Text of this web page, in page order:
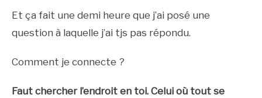
Et ça fait une demi heure que j’ai posé une
question à laquelle j’ai tjs pas répondu.
Comment je connecte ?
Faut chercher l’endroit en toi. Celui où tout se